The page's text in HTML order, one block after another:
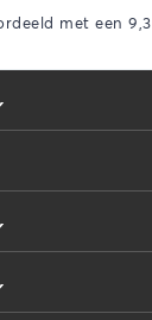
met een 9,3
line.nl